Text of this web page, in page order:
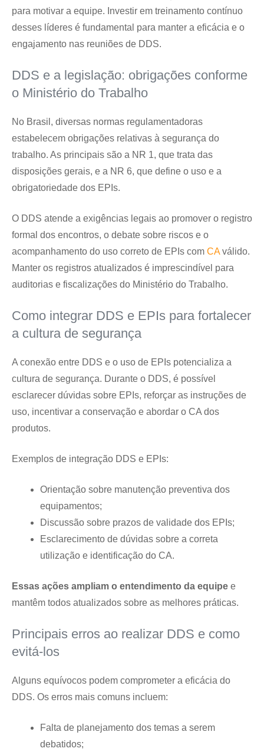
para motivar a equipe. Investir em treinamento contínuo
desses líderes é fundamental para manter a eficácia e o
engajamento nas reuniões de DDS.
DDS e a legislação: obrigações conforme
o Ministério do Trabalho
No Brasil, diversas normas regulamentadoras
estabelecem obrigações relativas à segurança do
trabalho. As principais são a NR 1, que trata das
disposições gerais, e a NR 6, que define o uso e a
obrigatoriedade dos EPIs.
O DDS atende a exigências legais ao promover o registro
formal dos encontros, o debate sobre riscos e o
acompanhamento do uso correto de EPIs com CAválido.
Manter os registros atualizados é imprescindível para
auditorias e fiscalizações do Ministério do Trabalho.
Como integrar DDS e EPIs para fortalecer
a cultura de segurança
A conexão entre DDS e o uso de EPIs potencializa a
cultura de segurança. Durante o DDS, é possível
esclarecer dúvidas sobre EPIs, reforçar as instruções de
uso, incentivar a conservação e abordar o CA dos
produtos.
Exemplos de integração DDS e EPIs:
Orientação sobre manutenção preventiva dos
equipamentos;
Discussão sobre prazos de validade dos EPIs;
Esclarecimento de dúvidas sobre a correta
utilização e identificação do CA.
Essas ações ampliam o entendimento da equipe e
mantêm todos atualizados sobre as melhores práticas.
Principais erros ao realizar DDS e como
evitá-los
Alguns equívocos podem comprometer a eficácia do
DDS. Os erros mais comuns incluem:
Falta de planejamento dos temas a serem
debatidos;